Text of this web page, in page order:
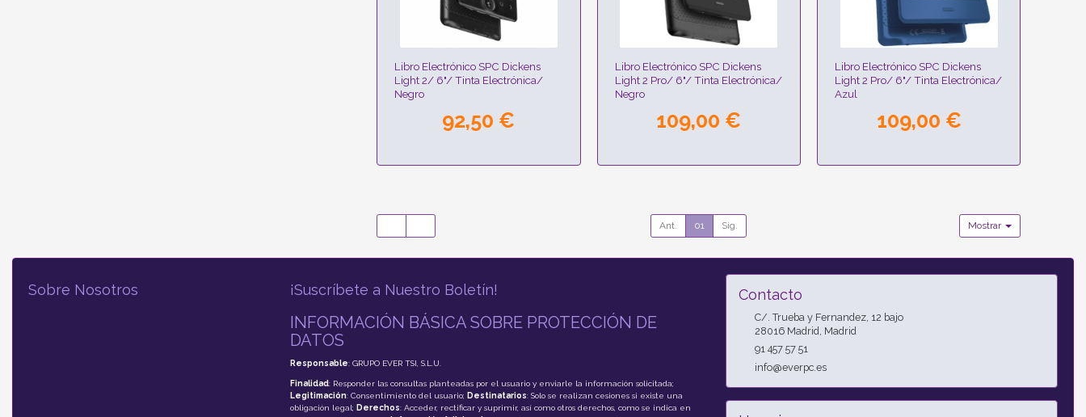
Libro Electrónico SPC Dickens
Light 2/ 6"/ Tinta Electrónica/
Negro
92,50 €
Libro Electrónico SPC Dickens
Light 2 Pro/ 6"/ Tinta Electrónica/
Negro
109,00 €
Libro Electrónico SPC Dickens
Light 2 Pro/ 6"/ Tinta Electrónica/
Azul
109,00 €
Ant. 01 Sig. Mostrar
Sobre Nosotros ¡Suscríbete a Nuestro Boletín!
INFORMACIÓN BÁSICA SOBRE PROTECCIÓN DE
DATOS
Responsable: GRUPO EVER TSI, S.L.U.
Finalidad: Responder las consultas planteadas por el usuario y enviarle la información solicitada;
Legitimación: Consentimiento del usuario; Destinatarios: Solo se realizan cesiones si existe una
obligación legal; Derechos: Acceder, rectificar y suprimir, así como otros derechos, como se indica en
Contacto
C/. Trueba y Fernandez, 12 bajo
28016 Madrid, Madrid
91 457 57 51
info@everpc.es